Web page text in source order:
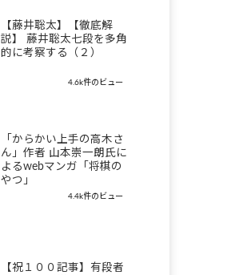
【藤井聡太】【徹底解
説】 藤井聡太七段を多角
的に考察する（２）
4.6k件のビュー
「からかい上手の高木さ
ん」作者 山本崇一朗氏に
よるwebマンガ「将棋の
やつ」
4.4k件のビュー
【祝１００記事】有段者